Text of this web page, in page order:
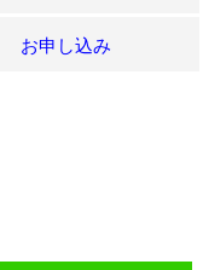
お申し込み